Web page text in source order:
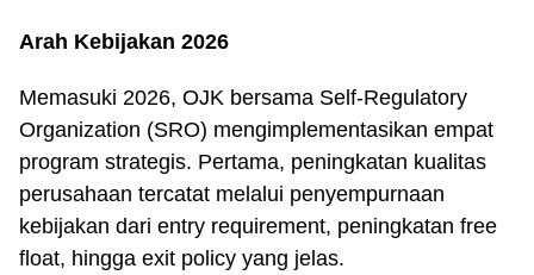
Arah Kebijakan 2026
Memasuki 2026, OJK bersama Self-Regulatory
Organization (SRO) mengimplementasikan empat
program strategis. Pertama, peningkatan kualitas
perusahaan tercatat melalui penyempurnaan
kebijakan dari entry requirement, peningkatan free
float, hingga exit policy yang jelas.